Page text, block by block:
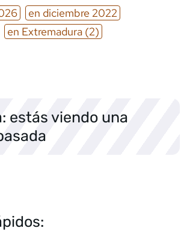
en diciembre 2022
en Extremadura (2)
estás viendo una